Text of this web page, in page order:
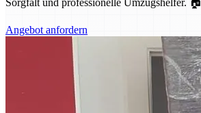
Angebot anfordern